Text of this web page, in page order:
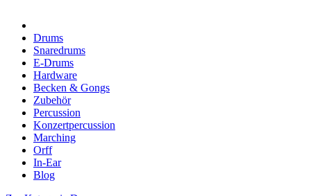
Drums
Snaredrums
E-Drums
Hardware
Becken & Gongs
Zubehör
Percussion
Konzertpercussion
Marching
Orff
In-Ear
Blog